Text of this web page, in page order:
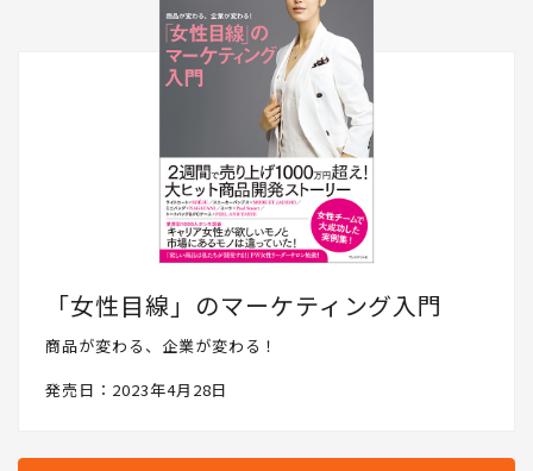
「女性目線」のマーケティング入門
商品が変わる、企業が変わる！
発売日：2023年4月28日